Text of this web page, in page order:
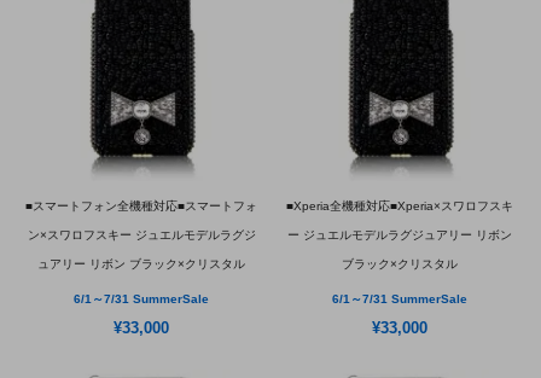
■スマートフォン全機種対応■スマートフォ
ン×スワロフスキー ジュエルモデルラグジ
ュアリー リボン ブラック×クリスタル
6/1～7/31 SummerSale
¥33,000
■Xperia全機種対応■Xperia×スワロフスキ
ー ジュエルモデルラグジュアリー リボン
ブラック×クリスタル
6/1～7/31 SummerSale
¥33,000